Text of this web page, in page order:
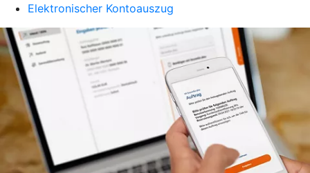
Elektronischer Kontoauszug